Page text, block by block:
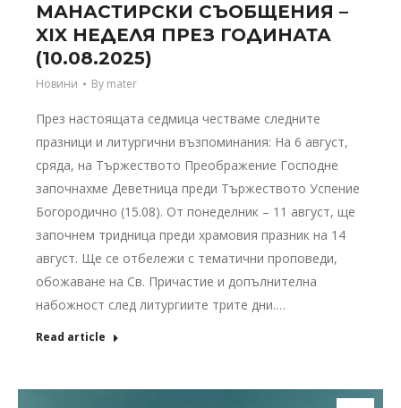
МАНАСТИРСКИ СЪОБЩЕНИЯ –
XIX НЕДЕЛЯ ПРЕЗ ГОДИНАТА
(10.08.2025)
Новини By mater
През настоящата седмица честваме следните
празници и литургични възпоминания: На 6 август,
сряда, на Тържеството Преображение Господне
започнахме Деветница преди Тържеството Успение
Богородично (15.08). От понеделник – 11 август, ще
започнем тридница преди храмовия празник на 14
август. Ще се отбележи с тематични проповеди,
обожаване на Св. Причастие и допълнителна
набожност след литургиите трите дни.…
Read article